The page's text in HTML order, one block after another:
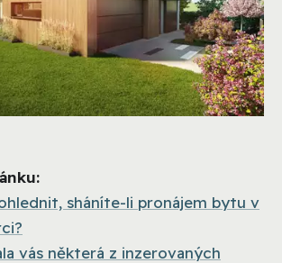
sháníte-li pronájem bytu v
vás některá z inzerovaných